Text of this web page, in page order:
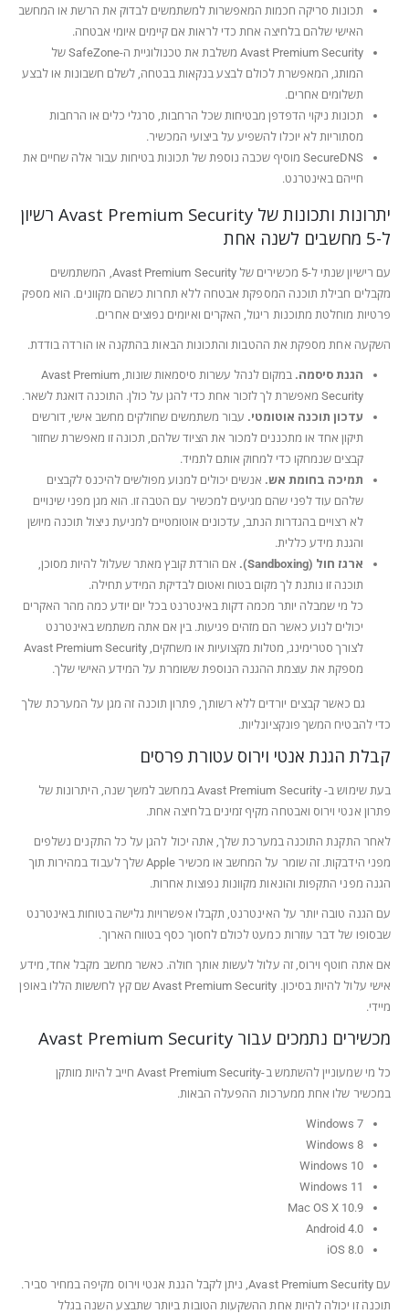
תכונות סריקה חכמות המאפשרות למשתמשים לבדוק את הרשת או המחשב
האישי שלהם בלחיצה אחת כדי לראות אם קיימים איומי אבטחה.
Avast Premium Security משלבת את טכנולוגיית ה-SafeZone של
המותג, המאפשרת לכולם לבצע בנקאות בבטחה, לשלם חשבונות או לבצע
תשלומים אחרים.
תכונות ניקוי הדפדפן מבטיחות שכל הרחבות, סרגלי כלים או הרחבות
מסתוריות לא יוכלו להשפיע על ביצועי המכשיר.
SecureDNS מוסיף שכבה נוספת של תכונות בטיחות עבור אלה שחיים את
חייהם באינטרנט.
יתרונות ותכונות של Avast Premium Security רשיון
ל-5 מחשבים לשנה אחת
עם רישיון שנתי ל-5 מכשירים של Avast Premium Security, המשתמשים
מקבלים חבילת תוכנה המספקת אבטחה ללא תחרות כשהם מקוונים. הוא מספק
פרטיות מוחלטת מתוכנות ריגול, האקרים ואיומים נפוצים אחרים.
השקעה אחת מספקת את ההטבות והתכונות הבאות בהתקנה או הורדה בודדת.
הגנת סיסמה.
במקום לנהל עשרות סיסמאות שונות, Avast Premium
Security מאפשרת לך לזכור אחת כדי להגן על כולן. התוכנה דואגת לשאר.
עדכון תוכנה אוטומטי. עבור משתמשים שחולקים מחשב אישי, דורשים
תיקון אחד או מתכננים למכור את הציוד שלהם, תכונה זו מאפשרת שחזור
קבצים שנמחקו כדי למחוק אותם לתמיד.
תמיכה בחומת אש. אנשים יכולים למנוע מפולשים להיכנס לקבצים
שלהם עוד לפני שהם מגיעים למכשיר עם הטבה זו. הוא מגן מפני שינויים
לא רצויים בהגדרות הנתב, עדכונים אוטומטיים למניעת ניצול תוכנה מיושן
והגנת מידע כללית.
ארגז חול (Sandboxing).
אם הורדת קובץ מאתר שעלול להיות מסוכן,
תוכנה זו נותנת לך מקום בטוח ואטום לבדיקת המידע תחילה.
כל מי שמבלה יותר מכמה דקות באינטרנט בכל יום יודע כמה מהר האקרים
יכולים לנוע כאשר הם מזהים פגיעות. בין אם אתה משתמש באינטרנט
לצורך סטרימינג, מטלות מקצועיות או משחקים, Avast Premium Security
מספקת את עוצמת ההגנה הנוספת ששומרת על המידע האישי שלך.
גם כאשר קבצים יורדים ללא רשותך, פתרון תוכנה זה מגן על המערכת שלך
כדי להבטיח המשך פונקציונליות.
קבלת הגנת אנטי וירוס עטורת פרסים
בעת שימוש ב- Avast Premium Security במחשב למשך שנה, היתרונות של
פתרון אנטי וירוס ואבטחה מקיף זמינים בלחיצה אחת.
לאחר התקנת התוכנה במערכת שלך, אתה יכול להגן על כל התקנים נשלפים
מפני הידבקות. זה שומר על המחשב או מכשיר Apple שלך לעבוד במהירות תוך
הגנה מפני התקפות והונאות מקוונות נפוצות אחרות.
עם הגנה טובה יותר על האינטרנט, תקבלו אפשרויות גלישה בטוחות באינטרנט
שבסופו של דבר עוזרות כמעט לכולם לחסוך כסף בטווח הארוך.
אם אתה חוטף וירוס, זה עלול לעשות אותך חולה. כאשר מחשב מקבל אחד, מידע
אישי עלול להיות בסיכון. Avast Premium Security שם קץ לחששות הללו באופן
מיידי.
מכשירים נתמכים עבור Avast Premium Security
כל מי שמעוניין להשתמש ב-Avast Premium Security חייב להיות מותקן
במכשיר שלו אחת ממערכות ההפעלה הבאות.
Windows 7
Windows 8
Windows 10
Windows 11
Mac OS X 10.9
Android 4.0
iOS 8.0
עם Avast Premium Security, ניתן לקבל הגנת אנטי וירוס מקיפה במחיר סביר.
תוכנה זו יכולה להיות אחת ההשקעות הטובות ביותר שתבצע השנה בגלל